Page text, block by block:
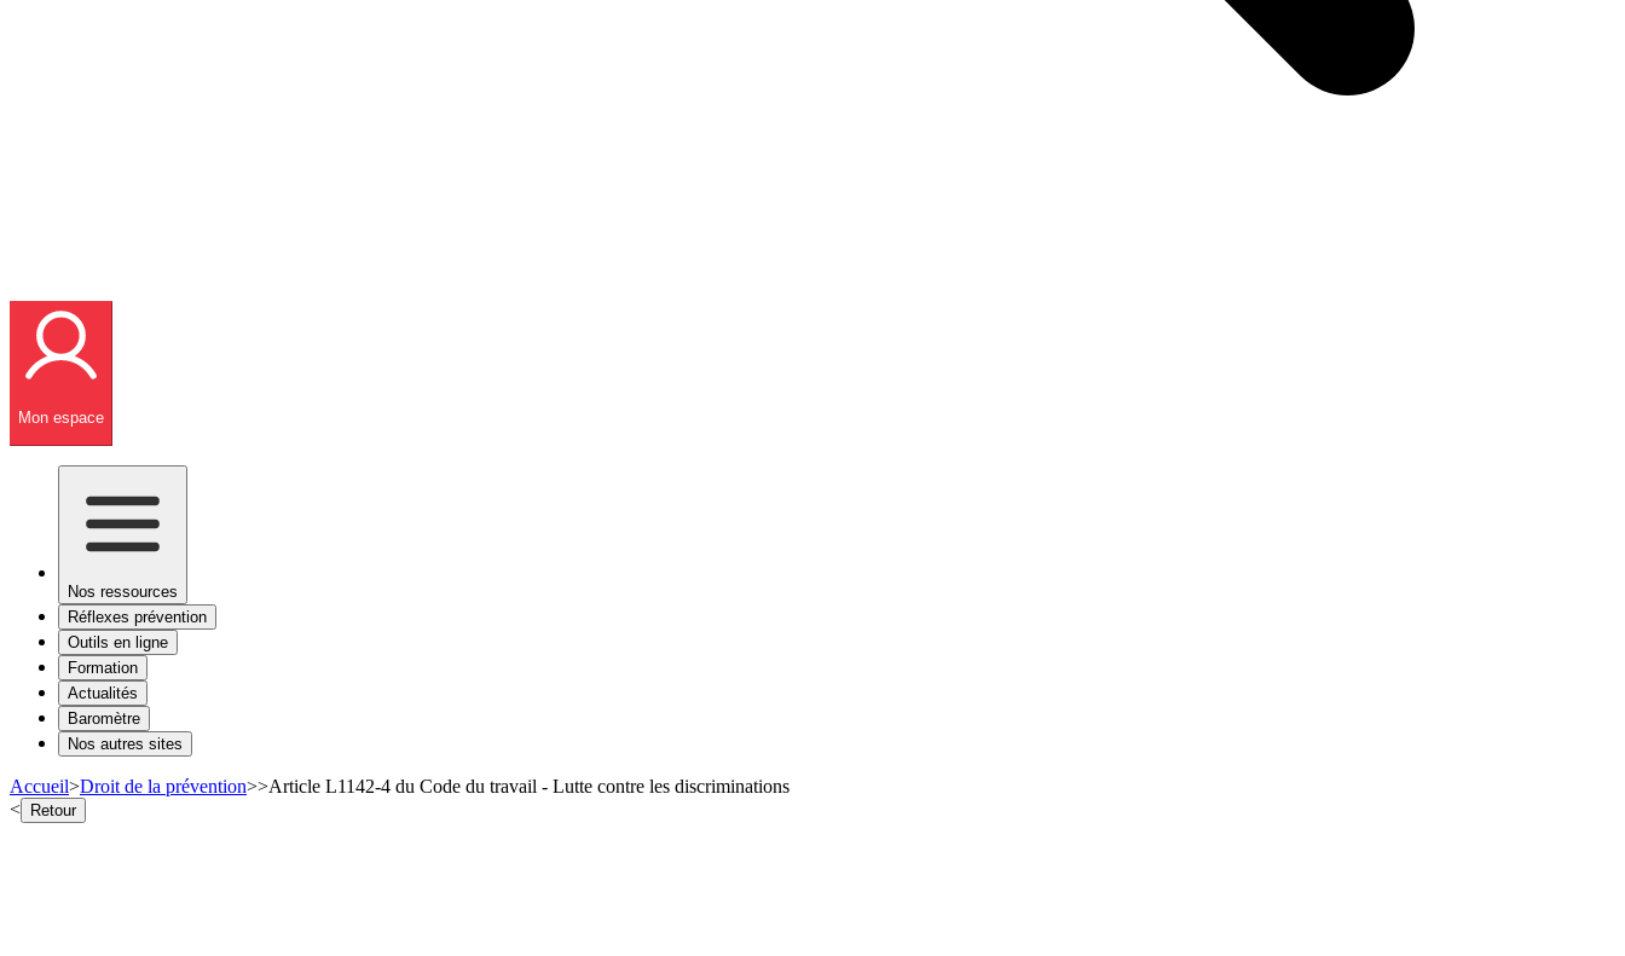
Mon espace
Nos ressources
Réflexes prévention
Outils en ligne
Formation
Actualités
Baromètre
Nos autres sites
Accueil>Droit de la prévention>>Article L1142-4 du Code du travail - Lutte contre les discriminations
< Retour